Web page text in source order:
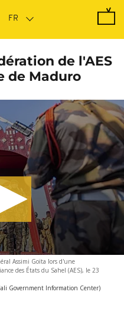
de l'AES
de Maduro
Assimi Goïta lors d'une
des États du Sahel (AES), le 23
Government Information Center)